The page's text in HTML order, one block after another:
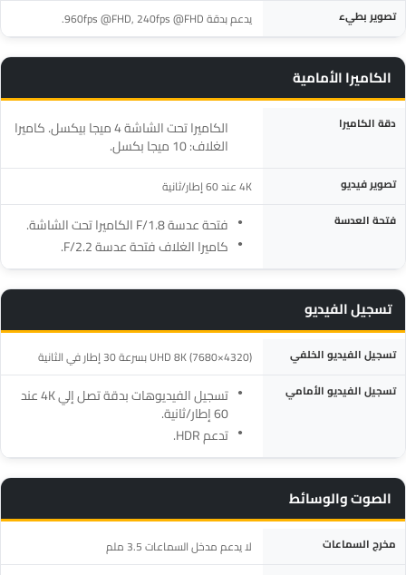
تصوير بطيء يدعم بدقة 960fps @FHD, 240fps @FHD.
الكاميرا الأمامية
المواصفة التفاصيلدقة الكاميرا الكاميرا تحت الشاشة 4 ميجا بيكسل. كاميرا
الغلاف: 10 ميجا بكسل.
تصوير فيديو 4K عند 60 إطار/ثانية
فتحة العدسة
فتحة عدسة F/1.8 الكاميرا تحت الشاشة.
كاميرا الغلاف فتحة عدسة F/2.2.
تسجيل الفيديو
المواصفةالتفاصيل
تسجيل الفيديو الخلفي UHD 8K (7680×4320) بسرعة 30 إطار في الثانية
تسجيل الفيديو الأمامي تسجيل الفيديوهات بدقة تصل إلي 4K عند
60 إطار/ثانية.
تدعم HDR.
الصوت والوسائط
المواصفة التفاصيل
مخرج السماعات لا يدعم مدخل السماعات 3.5 ملم